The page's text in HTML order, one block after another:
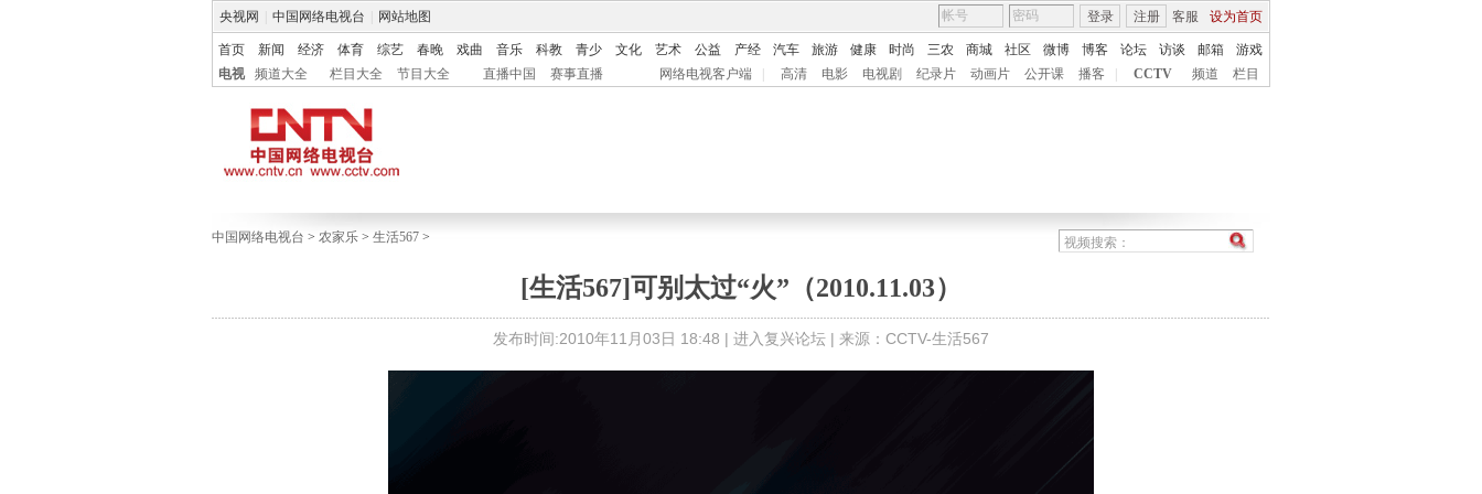
央视网 中国网络电视台 网站地图 客服 设为首页
登录 注册
首页 新闻 经济 体育 综艺 春晚 戏曲 音乐 科教 青少 文化 艺术 公益 产经 汽车 旅游 健康 时尚 三农 商城 社区 微博 博客 论坛 访谈 邮箱
游戏
电视
频道大全 栏目大全 节目大全 直播中国 赛事直播 网络电视客户端 高清 电影 电视剧 纪录片 动画片 公开课 播客 CCTV 频道 栏目
中国网络电视台 > 农家乐 > 生活567 >
[生活567]可别太过“火”（2010.11.03）
发布时间:2010年11月03日 18:48 | 进入复兴论坛 | 来源：CCTV-生活567